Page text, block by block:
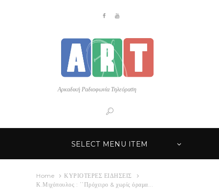
Αρκαδική Ραδιοφωνία Τηλεόραση
SELECT MENU ITEM
Home
ΚΥΡΙΟΤΕΡΕΣ ΕΙΔΗΣΕΙΣ
Κ.Μιχόπουλος : ΄΄Πρόχειρο & χωρίς όραμα...